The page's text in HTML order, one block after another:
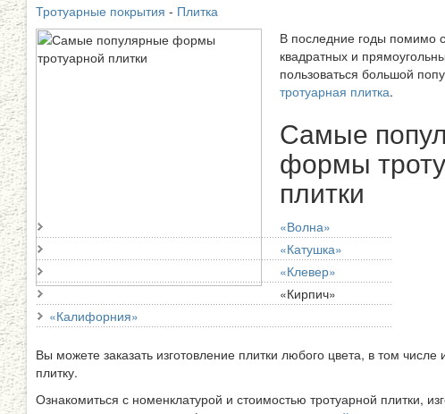
Тротуарные покрытия - Плитка
В последние годы помимо
квадратных и
пользоваться большой
тротуарная плитка.
Самые
формы
плитки
«Волна»
«Катушка»
«Клевер»
«Кирпич»
«Калифорния»
Вы можете заказать изготовление плитки любого цвета, в том числе
плитку.
Ознакомиться с номенклатурой и стоимостью тротуарной плитки,